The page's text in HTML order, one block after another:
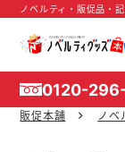
ノベルティ・販促品・
0120-
販促本舗 ノベ